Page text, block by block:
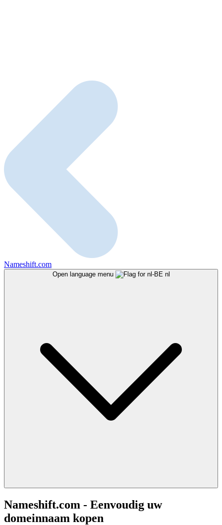
Nameshift.com
Open language menu nl
Nameshift.com - Eenvoudig uw
domeinnaam kopen